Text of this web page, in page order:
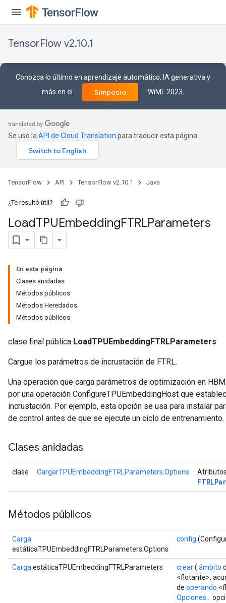
TensorFlow v2.10.1
Conozca lo último en aprendizaje automático, IA generativa y
más en el
Simposio WiML 2023.
Se usó la API de Cloud Translation para traducir esta página.
TensorFlow API TensorFlow v2.10.1 Java
¿Te resultó útil?
LoadTPUEmbeddingFTRLParameters
En esta página
Clases anidadas
Métodos públicos
Métodos Heredados
Métodos públicos
clase final pública LoadTPUEmbeddingFTRLParameters
Cargue los parámetros de incrustación de FTRL.
Una operación que carga parámetros de optimización en
por una operación ConfigureTPUEmbeddingHost que
incrustación. Por ejemplo, esta opción se usa para instalar
de control antes de que se ejecute un ciclo de entrenamiento.
Clases anidadas
clase CargarTPUEmbeddingFTRLParameters.Options
Métodos públicos
Carga
estáticaTPUEmbeddingFTRLParameters.Options
config
Carga estáticaTPUEmbeddingFTRLParameters crear( ámbito
<flotante>,
de operando
Opciones...